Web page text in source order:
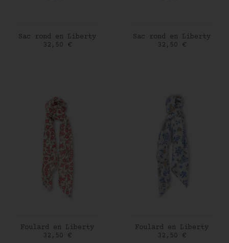
AJOUTER AU PANIER
Sac rond en Liberty
Prix
32,50 €
AJOUTER AU PANIER
Sac rond en Liberty
Prix
32,50 €
AJOUTER AU PANIER
Foulard en Liberty
Prix
32,50 €
AJOUTER AU PANIER
Foulard en Liberty
Prix
32,50 €